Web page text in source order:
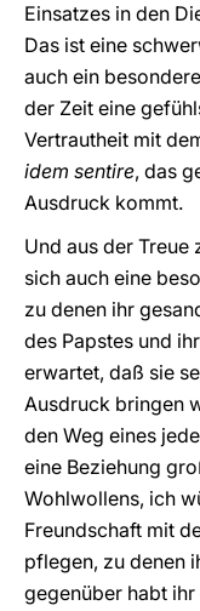
Einsatzes in den
Das ist eine
auch ein
der Zeit eine
Vertrautheit mit
idem sentire, das
Ausdruck kommt.
Und aus der Treue
sich auch eine
zu denen ihr
des Papstes und
erwartet, daß sie
Ausdruck bringen
den Weg eines
eine Beziehung
Wohlwollens, ich
Freundschaft mit
pflegen, zu denen
gegenüber habt